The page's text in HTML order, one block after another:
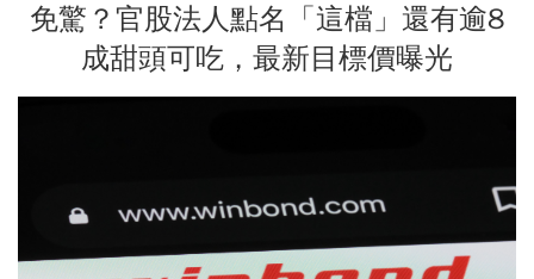
免驚？官股法人點名「這檔」還有逾8
成甜頭可吃，最新目標價曝光